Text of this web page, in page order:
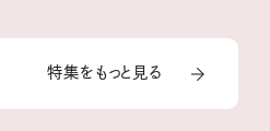
特集をもっと見る